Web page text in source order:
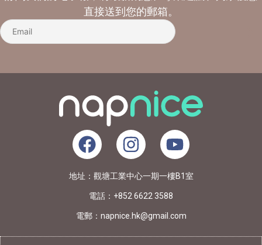
直接送到您的郵箱。
地址：觀塘工業中心一期一樓B1室
電話：+852 6622 3588
電郵：napnice.hk@gmail.com